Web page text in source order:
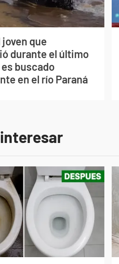
joven que
durante el último
buscado
en el río Paraná